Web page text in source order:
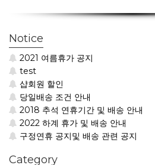
Notice
2021 여름휴가 공지
test
샵회원 할인
당일배송 조건 안내
2018 추석 연휴기간 및 배송 안내
2022 하계 휴가 및 배송 안내
구정연휴 공지및 배송 관련 공지
Category